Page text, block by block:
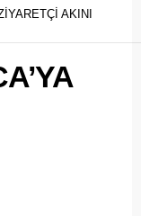
AKINI